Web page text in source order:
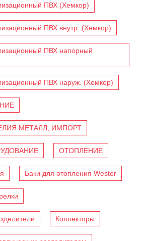
ПВХ (Хемкор)
ПВХ внутр. (Хемкор)
ПВХ напорный
ПВХ наруж. (Хемкор)
МЕТАЛЛ, ИМПОРТ
ОТОПЛЕНИЕ
Баки для отопления Wester
Коллекторы